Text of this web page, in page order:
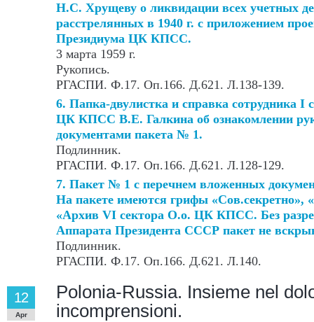
Н.С. Хрущеву о ликвидации всех учетных
расстрелянных в 1940 г. с приложением
Президиума ЦК КПСС.
3 марта 1959 г.
Рукопись.
РГАСПИ. Ф.17. Оп.166. Д.621. Л.138-139.
6. Папка-двулистка и справка сотрудника I
ЦК КПСС В.Е. Галкина об ознакомлении
документами пакета № 1.
Подлинник.
РГАСПИ. Ф.17. Оп.166. Д.621. Л.128-129.
7. Пакет № 1 с перечнем вложенных
На пакете имеются грифы «Сов.секретно»,
«Архив VI сектора О.о. ЦК КПСС. Без
Аппарата Президента СССР пакет не
Подлинник.
РГАСПИ. Ф.17. Оп.166. Д.621. Л.140.
Polonia-Russia. Insieme nel
incomprensioni.
12
Apr